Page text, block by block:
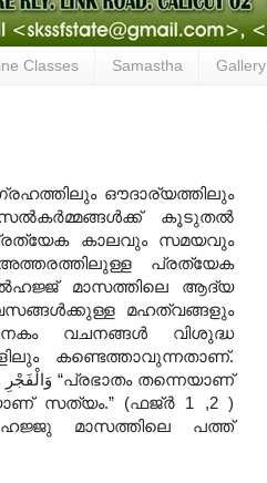
Classes Samastha Gallery
ഔദാര്യത്തിലും
സല്‍കര്‍മ്മങ്ങള്‍ക്ക് കൂടുതല്‍
കാലവും സമയവും
പ്രത്യേക
മാസത്തിലെ ആദ്യ
മഹത്വങ്ങളും
വചനങ്ങള്‍ വിശുദ്ധ
കണ്ടെത്താവുന്നതാണ്.
സത്യം.” (ഫജ്ര്‍ 1 ,2 )
മാസത്തിലെ പത്ത്‌